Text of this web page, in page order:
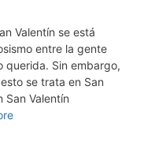
Valentín se está
entre la gente
querida. Sin embargo,
se trata en San
San Valentín